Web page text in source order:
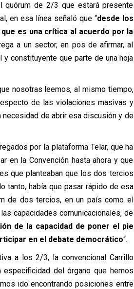
quórum de 2/3 que estará presente
en esa línea señaló que “desde los
es una crítica al acuerdo por la
a un sector, en pos de afirmar, al
constituyente que parte de una hoja
nosotras leemos, al mismo tiempo,
de las violaciones masivas y
de abrir esa discusión y de
por la plataforma Telar, que ha
en la Convención hasta ahora y que
que planteaban que los dos tercios
tanto, había que pasar rápido de esa
de dos tercios, en un país como el
capacidades comunicacionales, de
de la capacidad de poner el pie
en el debate democrático“.
a los 2/3, la convencional Carrillo
del órgano que hemos
ido encontrando posiciones entre